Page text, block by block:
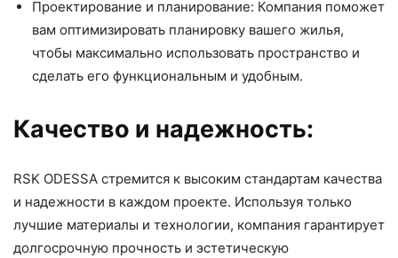
Проектирование и планирование: Компания поможет
вам оптимизировать планировку вашего жилья,
чтобы максимально использовать пространство и
сделать его функциональным и удобным.
Качество и надежность:
RSK ODESSA стремится к высоким стандартам качества
и надежности в каждом проекте. Используя только
лучшие материалы и технологии, компания гарантирует
долгосрочную прочность и эстетическую